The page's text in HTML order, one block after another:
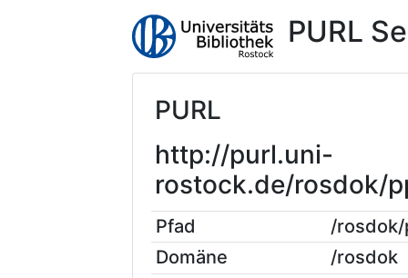
PURL
PURL
http://purl.uni-
rostock.de/rosdok/
Pfad
/
Domäne
/rosdok